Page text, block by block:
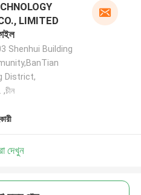
LIMITED
Shenhui Building
District,
দেখুন